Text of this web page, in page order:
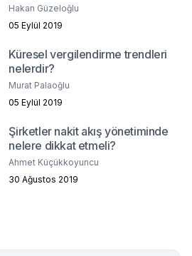
Hakan Güzeloğlu
05 Eylül 2019
Küresel vergilendirme trendleri
nelerdir?
Murat Palaoğlu
05 Eylül 2019
Şirketler nakit akış yönetiminde
nelere dikkat etmeli?
Ahmet Küçükkoyuncu
30 Ağustos 2019